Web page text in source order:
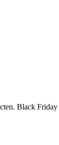
Black